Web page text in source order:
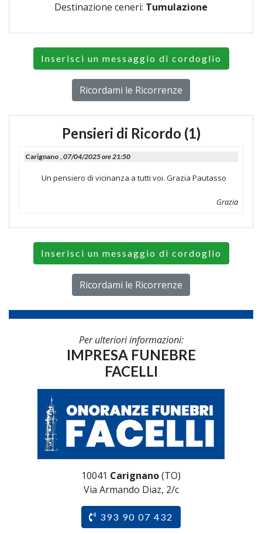
Destinazione ceneri: Tumulazione
Inserisci un messaggio di cordoglio
Ricordami le Ricorrenze
Pensieri di Ricordo (1)
Carignano ,07/04/2025 ore 21:50
Un pensiero di vicinanza a tutti voi. Grazia Pautasso
Grazia
Inserisci un messaggio di cordoglio
Ricordami le Ricorrenze
Per ulteriori informazioni:
IMPRESA FUNEBRE
FACELLI
10041 Carignano(TO)
Via Armando Diaz, 2/c
393 90 07 432